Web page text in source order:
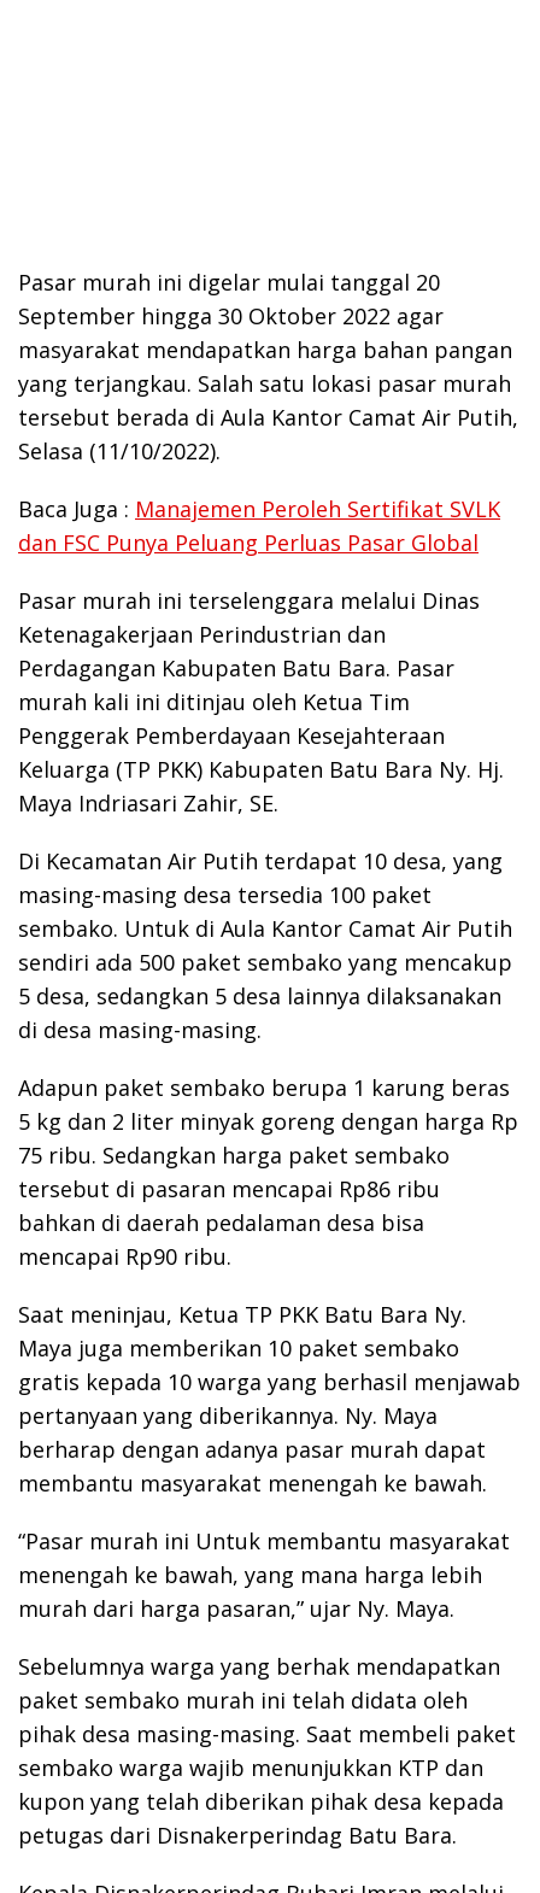
Pasar murah ini digelar mulai tanggal 20
September hingga 30 Oktober 2022 agar
masyarakat mendapatkan harga bahan pangan
yang terjangkau. Salah satu lokasi pasar murah
tersebut berada di Aula Kantor Camat Air Putih,
Selasa (11/10/2022).
Baca Juga : Manajemen Peroleh Sertifikat SVLK
dan FSC Punya Peluang Perluas Pasar Global
Pasar murah ini terselenggara melalui Dinas
Ketenagakerjaan Perindustrian dan
Perdagangan Kabupaten Batu Bara. Pasar
murah kali ini ditinjau oleh Ketua Tim
Penggerak Pemberdayaan Kesejahteraan
Keluarga (TP PKK) Kabupaten Batu Bara Ny. Hj.
Maya Indriasari Zahir, SE.
Di Kecamatan Air Putih terdapat 10 desa, yang
masing-masing desa tersedia 100 paket
sembako. Untuk di Aula Kantor Camat Air Putih
sendiri ada 500 paket sembako yang mencakup
5 desa, sedangkan 5 desa lainnya dilaksanakan
di desa masing-masing.
Adapun paket sembako berupa 1 karung beras
5 kg dan 2 liter minyak goreng dengan harga Rp
75 ribu. Sedangkan harga paket sembako
tersebut di pasaran mencapai Rp86 ribu
bahkan di daerah pedalaman desa bisa
mencapai Rp90 ribu.
Saat meninjau, Ketua TP PKK Batu Bara Ny.
Maya juga memberikan 10 paket sembako
gratis kepada 10 warga yang berhasil menjawab
pertanyaan yang diberikannya. Ny. Maya
berharap dengan adanya pasar murah dapat
membantu masyarakat menengah ke bawah.
“Pasar murah ini Untuk membantu masyarakat
menengah ke bawah, yang mana harga lebih
murah dari harga pasaran,” ujar Ny. Maya.
Sebelumnya warga yang berhak mendapatkan
paket sembako murah ini telah didata oleh
pihak desa masing-masing. Saat membeli paket
sembako warga wajib menunjukkan KTP dan
kupon yang telah diberikan pihak desa kepada
petugas dari Disnakerperindag Batu Bara.